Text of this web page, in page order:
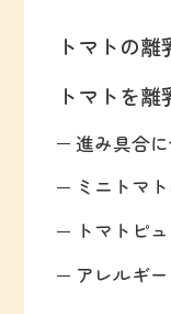
トマトの
トマトを
進み具合
ミニトマ
トマトピ
アレルギ